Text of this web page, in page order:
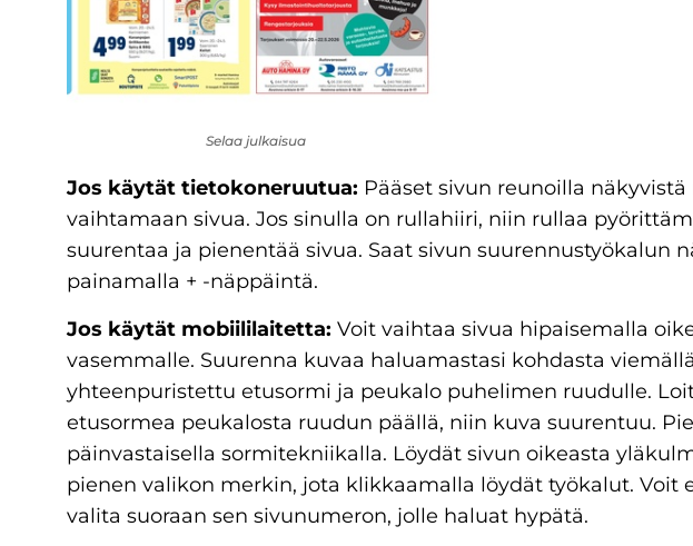
Selaa julkaisua
Jos käytät tietokoneruutua: Pääset sivun reunoilla näkyvistä
vaihtamaan sivua. Jos sinulla on rullahiiri, niin rullaa
suurentaa ja pienentää sivua. Saat sivun suurennustyökalun
painamalla + -näppäintä.
Jos käytät mobiililaitetta: Voit vaihtaa sivua hipaisemalla
vasemmalle. Suurenna kuvaa haluamastasi kohdasta viemällä
yhteenpuristettu etusormi ja peukalo puhelimen ruudulle.
etusormea peukalosta ruudun päällä, niin kuva suurentuu.
päinvastaisella sormitekniikalla. Löydät sivun oikeasta
pienen valikon merkin, jota klikkaamalla löydät työkalut. Voit
valita suoraan sen sivunumeron, jolle haluat hypätä.